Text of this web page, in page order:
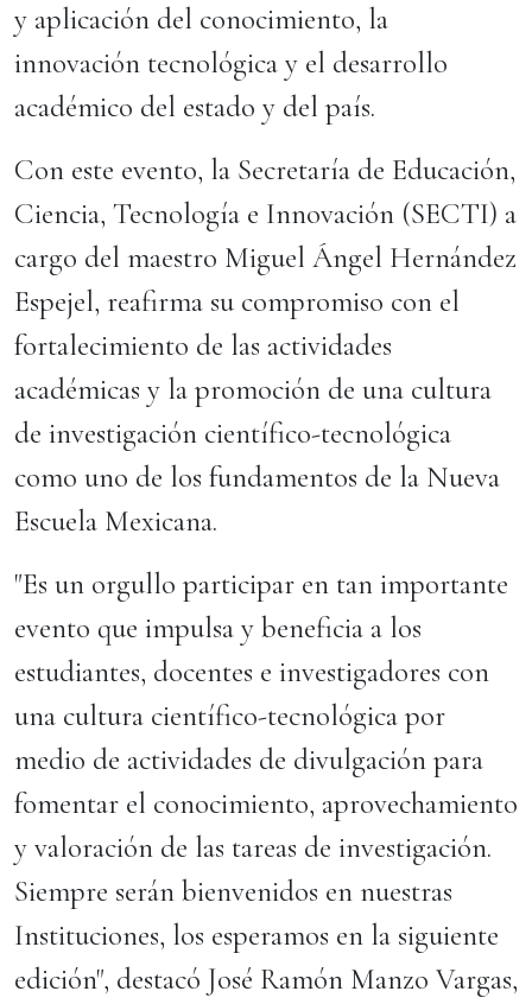
y aplicación del conocimiento, la
innovación tecnológica y el desarrollo
académico del estado y del país.
Con este evento, la Secretaría de Educación,
Ciencia, Tecnología e Innovación (SECTI) a
cargo del maestro Miguel Ángel Hernández
Espejel, reafirma su compromiso con el
fortalecimiento de las actividades
académicas y la promoción de una cultura
de investigación científico-tecnológica
como uno de los fundamentos de la Nueva
Escuela Mexicana.
"Es un orgullo participar en tan importante
evento que impulsa y beneficia a los
estudiantes, docentes e investigadores con
una cultura científico-tecnológica por
medio de actividades de divulgación para
fomentar el conocimiento, aprovechamiento
y valoración de las tareas de investigación.
Siempre serán bienvenidos en nuestras
Instituciones, los esperamos en la siguiente
edición", destacó José Ramón Manzo Vargas,